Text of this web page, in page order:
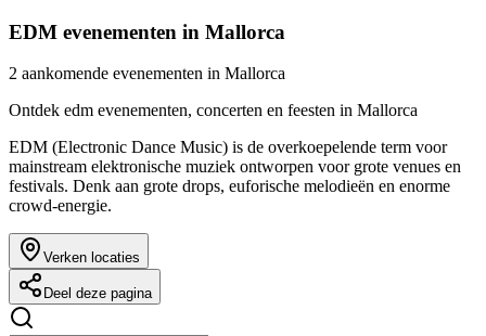
EDM evenementen in Mallorca
2 aankomende evenementen in Mallorca
Ontdek edm evenementen, concerten en feesten in Mallorca
EDM (Electronic Dance Music) is de overkoepelende term voor
mainstream elektronische muziek ontworpen voor grote venues en
festivals. Denk aan grote drops, euforische melodieën en enorme
crowd-energie.
Verken locaties
Deel deze pagina